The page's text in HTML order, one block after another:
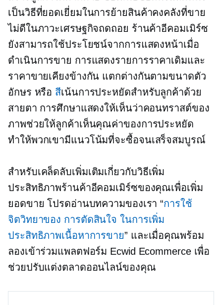
เป็นวิธีที่ยอดเยี่ยมในการย้ายสินค้าคงคลังที่ขาย
ไม่ดีในภาวะเศรษฐกิจถดถอย ร้านค้าอีคอมเมิร์ซ
ยังสามารถใช้ประโยชน์จากการแสดงหน้าเมื่อ
ดำเนินการขาย การแสดงรายการราคาเดิมและ
ราคาขายเคียงข้างกัน แตกต่างกันตามขนาดตัว
อักษร หรือ สีเน้นการประหยัดสำหรับลูกค้าด้วย
สายตา การศึกษาแสดงให้เห็นว่าคอนทราสต์ของ
ภาพช่วยให้ลูกค้าเห็นคุณค่าของการประหยัด
ทำให้พวกเขามีแนวโน้มที่จะซื้อจนเสร็จสมบูรณ์
สำหรับเคล็ดลับเพิ่มเติมเกี่ยวกับวิธีเพิ่ม
ประสิทธิภาพร้านค้าอีคอมเมิร์ซของคุณเพื่อเพิ่ม
ยอดขาย โปรดอ่านบทความของเรา “การใช้
จิตวิทยาของ การตัดสินใจ ในการเพิ่ม
ประสิทธิภาพเนื้อหาการขาย” และเมื่อคุณพร้อม
ลองเข้าร่วมแพลตฟอร์ม Ecwid Ecommerce เพื่อ
ช่วยปรับแต่งตลาดออนไลน์ของคุณ